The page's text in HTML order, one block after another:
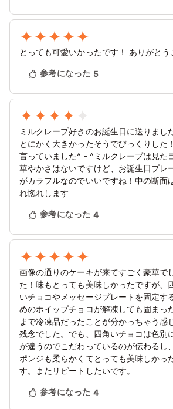
とっても可愛いかったです！ ありがとう
参考になった 5
ミルクレープ好きのお誕生日に送りまし
とにかく大きかったそうでびっくりした
言っていました^ - ^ミルクレープは見た
華やかさはないですけど、お誕生日プレ
がカラフルなのでいいですね！中の断面
れ惚れします
参考になった 4
画像の通りのケーキが来てすごく豪華で
た！味もとっても美味しかったですが、
いチョコやメッセージプレートを固定す
めのホイップチョコが解凍しても固まっ
まで冷凍品だったことが分かっちゃう感
残念でした。でも、四角いチョコは色別
が違うのでこだわっているのが伝わるし
ポンジも柔らかくてとっても美味しかっ
す。またリピートしたいです。
参考になった 4